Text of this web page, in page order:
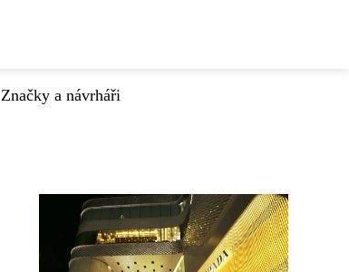
Značky a návrháři